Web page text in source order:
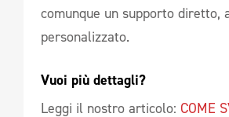
comunque un supporto diretto,
personalizzato.
Vuoi più dettagli?
Leggi il nostro articolo: COME